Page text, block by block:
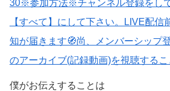
30※参加方法※チャンネル登録をし
【すべて】にして下さい。LIVE配信
知が届きます🧭尚、メンバーシップ
のアーカイブ(記録動画)を視聴する
僕がお伝えすることは